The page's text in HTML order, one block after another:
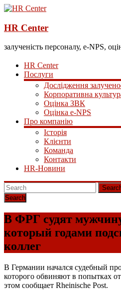
HR Center
залученість персоналу, e-NPS,
HR Center
Послуги
Дослідження
Корпоративна
Оцінка ЗВК
Оцінка e-NPS
Про компанію
Історія
Клієнти
Команда
Контакти
HR-Новини
В ФРГ судят
который годами
коллег
В Германии начался судебный
которого обвиняют в попытках
этом сообщает Rheinische Post.